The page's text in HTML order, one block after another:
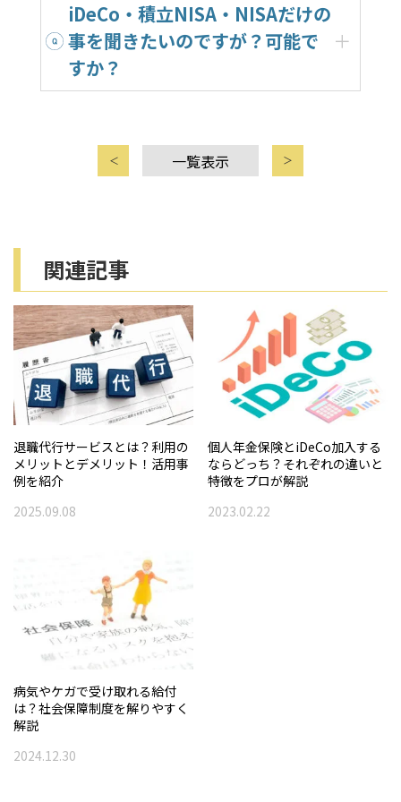
iDeCo・積立NISA・NISAだけの
事を聞きたいのですが？可能で
すか？
一覧表示
関連記事
退職代行サービスとは？利用の
メリットとデメリット！活用事
例を紹介
2025.09.08
個人年金保険とiDeCo加入する
ならどっち？それぞれの違いと
特徴をプロが解説
2023.02.22
病気やケガで受け取れる給付
は？社会保障制度を解りやすく
解説
2024.12.30